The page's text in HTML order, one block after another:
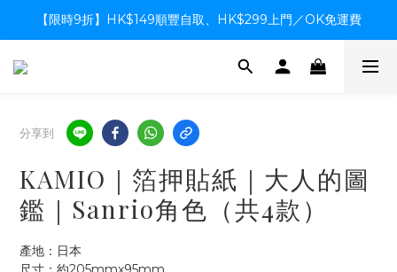
【限時9折】HK$149順豐自取、HK$299上門／OK免運費
【限時9折】HK$149順豐自取、HK$299上門／OK免運費
支付系統升級中，暫停信用卡支付至8月中，造成不便感謝諒解
分享到
KAMIO｜箔押貼紙｜大人的圖
鑑｜Sanrio角色（共4款）
產地：日本